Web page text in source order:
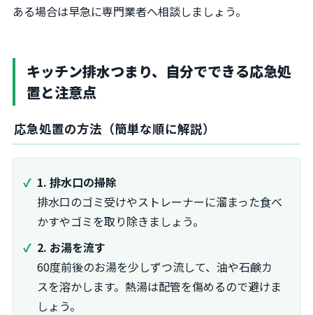
ある場合は早急に専門業者へ相談しましょう。
キッチン排水つまり、自分でできる応急処
置と注意点
応急処置の方法（簡単な順に解説）
1. 排水口の掃除
排水口のゴミ受けやストレーナーに溜まった食べ
かすやゴミを取り除きましょう。
2. お湯を流す
60度前後のお湯を少しずつ流して、油や石鹸カ
スを溶かします。熱湯は配管を傷めるので避けま
しょう。